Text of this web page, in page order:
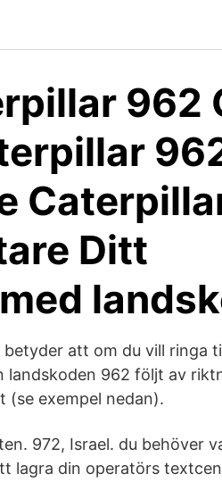
962
Ditt
att om du vill ringa
962 följt av
(se exempel nedan).
972, Israel. du behöver
lagra din operatörs